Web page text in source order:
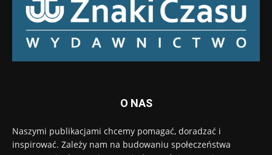
O NAS
Naszymi publikacjami chcemy pomagać, doradzać i
inspirować. Zależy nam na budowaniu społeczeństwa